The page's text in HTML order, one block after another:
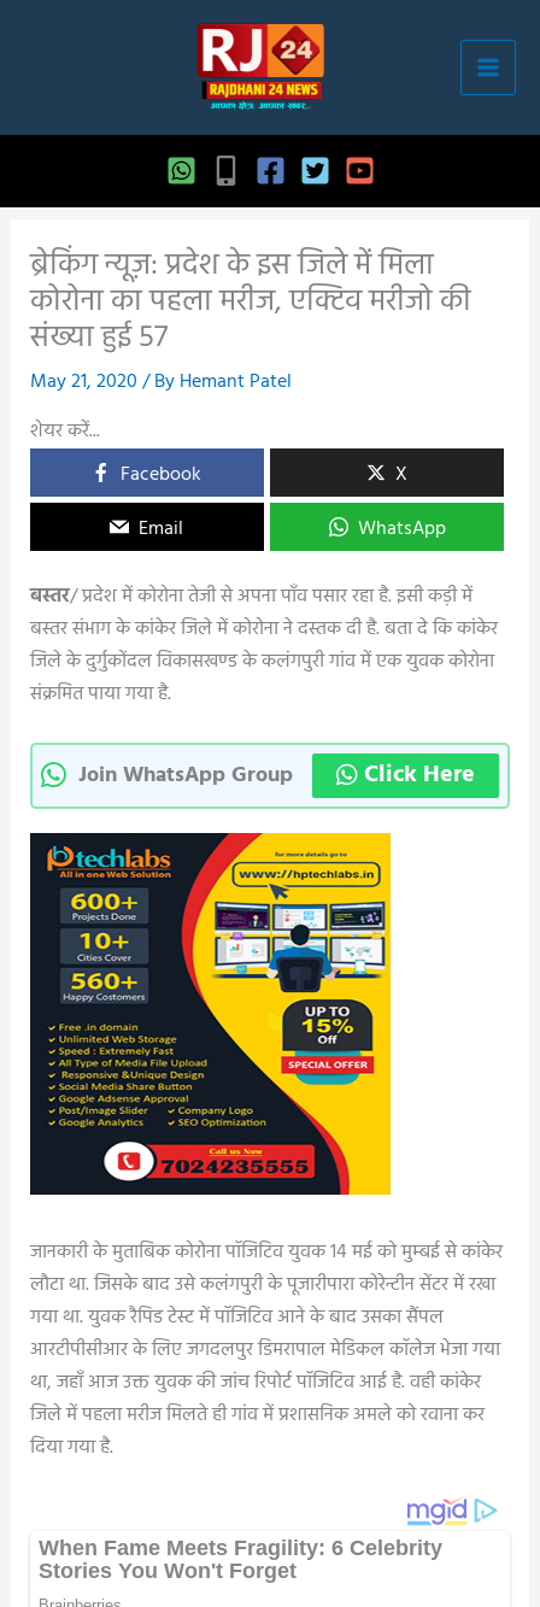
ब्रेकिंग न्यूज़: प्रदेश के इस जिले में मिला
कोरोना का पहला मरीज, एक्टिव मरीजो की
संख्या हुई 57
May 21, 2020/ ByHemant Patel
शेयर करें...
Facebook
X
Email
WhatsApp
बस्तर/ प्रदेश में कोरोना तेजी से अपना पाँव पसार रहा है. इसी कड़ी में
बस्तर संभाग के कांकेर जिले में कोरोना ने दस्तक दी है. बता दे कि कांकेर
जिले के दुर्गुकोंदल विकासखण्ड के कलंगपुरी गांव में एक युवक कोरोना
संक्रमित पाया गया है.
Join WhatsApp Group Click Here
जानकारी के मुताबिक कोरोना पॉजिटिव युवक 14 मई को मुम्बई से कांकेर
लौटा था. जिसके बाद उसे कलंगपुरी के पूजारीपारा कोरेन्टीन सेंटर में रखा
गया था. युवक रैपिड टेस्ट में पॉजिटिव आने के बाद उसका सैंपल
आरटीपीसीआर के लिए जगदलपुर डिमरापाल मेडिकल कॉलेज भेजा गया
था, जहाँ आज उक्त युवक की जांच रिपोर्ट पॉजिटिव आई है. वही कांकेर
जिले में पहला मरीज मिलते ही गांव में प्रशासनिक अमले को रवाना कर
दिया गया है.